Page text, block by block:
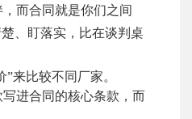
而合同就是你们之间
、盯落实，比在谈判桌
”来比较不同厂家。
进合同的核心条款，而